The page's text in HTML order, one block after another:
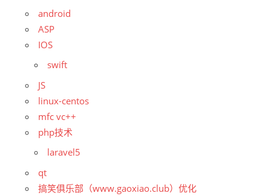
android
ASP
IOS
swift
JS
linux-centos
mfc vc++
php技术
laravel5
qt
搞笑俱乐部（www.gaoxiao.club）优化